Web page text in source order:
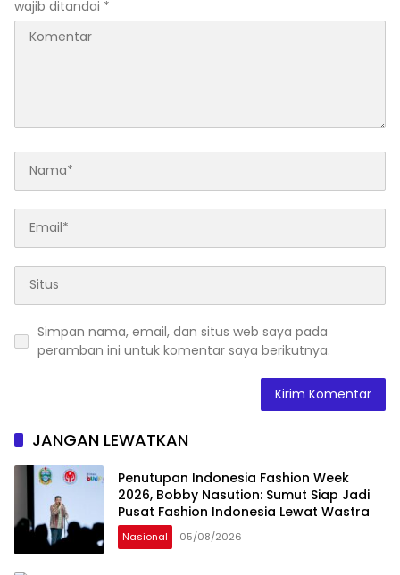
wajib ditandai *
Simpan nama, email, dan situs web saya pada
peramban ini untuk komentar saya berikutnya.
JANGAN LEWATKAN
Penutupan Indonesia Fashion Week
2026, Bobby Nasution: Sumut Siap Jadi
Pusat Fashion Indonesia Lewat Wastra
Nasional 05/08/2026